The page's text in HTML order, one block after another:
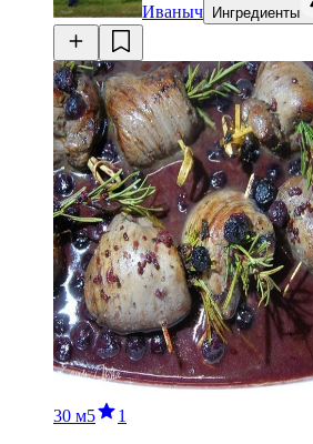
Иваныч Ингредиенты
30 м5 1